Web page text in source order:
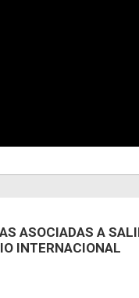
ASOCIADAS A
INTERNACIONAL